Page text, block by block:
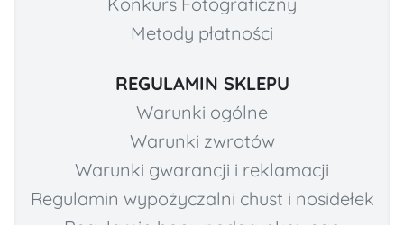
Metody płatności
REGULAMIN SKLEPU
Warunki ogólne
Warunki zwrotów
Warunki gwarancji i reklamacji
Regulamin wypożyczalni chust i nosidełek